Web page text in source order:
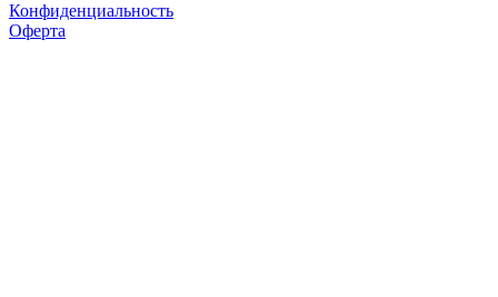
Конфиденциальность
Оферта